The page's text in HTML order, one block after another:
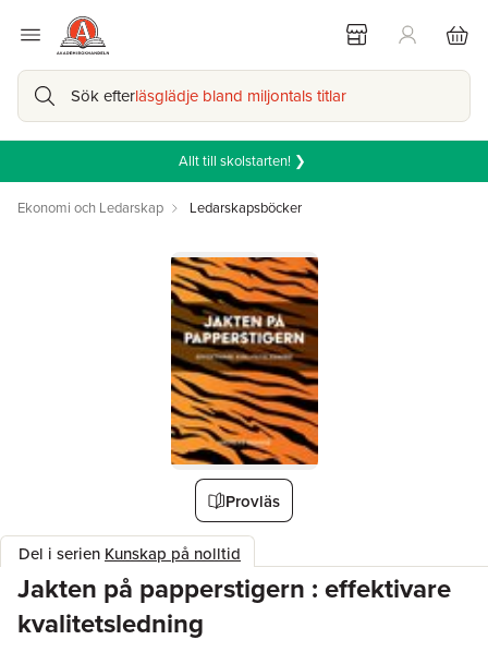
Sök efterläsglädje bland miljontals titlar
Allt till skolstarten! ❯
Ekonomi och Ledarskap Ledarskapsböcker
Provläs
Del i serien Kunskap på nolltid
Jakten på papperstigern : effektivare
kvalitetsledning